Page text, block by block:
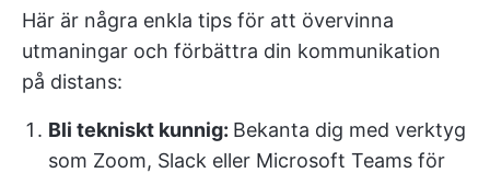
Här är några enkla tips för att övervinna
utmaningar och förbättra din kommunikation
på distans:
Bli tekniskt kunnig: Bekanta dig med verktyg
som Zoom, Slack eller Microsoft Teams för